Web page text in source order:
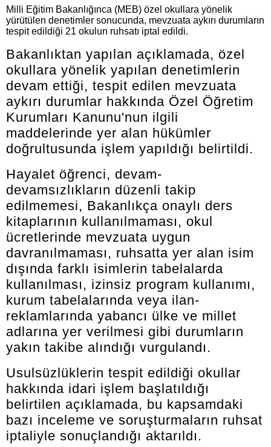
Milli Eğitim Bakanlığınca (MEB) özel okullara yönelik
yürütülen denetimler sonucunda, mevzuata aykırı durumların
tespit edildiği 21 okulun ruhsatı iptal edildi.
Bakanlıktan yapılan açıklamada, özel
okullara yönelik yapılan denetimlerin
devam ettiği, tespit edilen mevzuata
aykırı durumlar hakkında Özel Öğretim
Kurumları Kanunu'nun ilgili
maddelerinde yer alan hükümler
doğrultusunda işlem yapıldığı belirtildi.
Hayalet öğrenci, devam-
devamsızlıkların düzenli takip
edilmemesi, Bakanlıkça onaylı ders
kitaplarının kullanılmaması, okul
ücretlerinde mevzuata uygun
davranılmaması, ruhsatta yer alan isim
dışında farklı isimlerin tabelalarda
kullanılması, izinsiz program kullanımı,
kurum tabelalarında veya ilan-
reklamlarında yabancı ülke ve millet
adlarına yer verilmesi gibi durumların
yakın takibe alındığı vurgulandı.
Usulsüzlüklerin tespit edildiği okullar
hakkında idari işlem başlatıldığı
belirtilen açıklamada, bu kapsamdaki
bazı inceleme ve soruşturmaların ruhsat
iptaliyle sonuçlandığı aktarıldı.